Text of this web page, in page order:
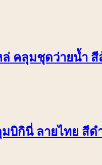
คลุมชุดว่ายน้ำ
มบิกินี่ ลายไทย สีด